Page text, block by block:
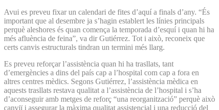
Avui es preveu fixar un calendari de fites d’aquí a finals d’any. “És
important que al desembre ja s’hagin establert les línies principals
perquè aleshores és quan comença la temporada d’esquí i quan hi ha
més afluència de feina”, va dir Gutiérrez. Tot i això, reconeix que
certs canvis estructurals tindran un termini més llarg.
Es preveu reforçar l’assistència quan hi ha trasllats, tant
d’emergències a dins del país cap a l’hospital com cap a fora en
altres centres mèdics. Segons Gutiérrez, l’assistència mèdica en
aquests trasllats restava qualitat a l’assistència de l’hospital i s’ha
d’aconseguir amb metges de reforç “una reorganització” perquè això
canviï i assegurar la màxima qualitat assistencial i una reducció del